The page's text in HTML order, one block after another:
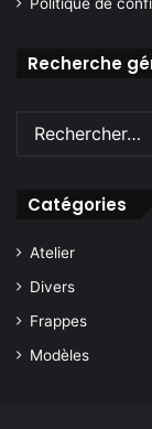
Recherche
Catégories
Atelier
Divers
Frappes
Modèles